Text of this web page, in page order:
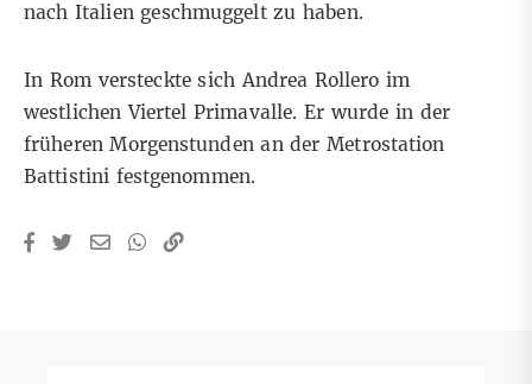
nach Italien geschmuggelt zu haben.
In Rom versteckte sich Andrea Rollero im
westlichen Viertel Primavalle. Er wurde in der
früheren Morgenstunden an der Metrostation
Battistini festgenommen.